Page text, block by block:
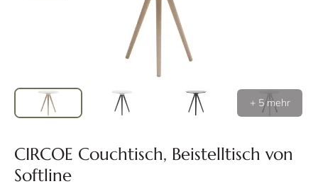
+ 5 mehr
CIRCOE Couchtisch, Beistelltisch von
Softline